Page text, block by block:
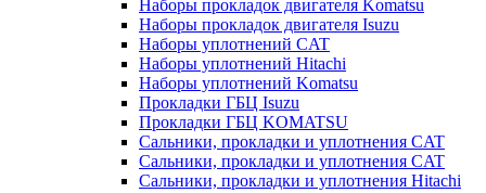
Наборы прокладок двигателя Komatsu
Наборы прокладок двигателя Isuzu
Наборы уплотнений CAT
Наборы уплотнений Hitachi
Наборы уплотнений Komatsu
Прокладки ГБЦ Isuzu
Прокладки ГБЦ KOMATSU
Сальники, прокладки и уплотнения CAT
Сальники, прокладки и уплотнения CAT
Сальники, прокладки и уплотнения Hitachi